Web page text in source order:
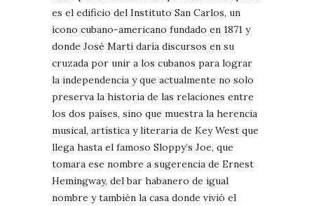
es el edificio del Instituto San Carlos, un
ícono cubano-americano fundado en 1871 y
donde José Martí daría discursos en su
cruzada por unir a los cubanos para lograr
la independencia y que actualmente no solo
preserva la historia de las relaciones entre
los dos países, sino que muestra la herencia
musical, artística y literaria de Key West que
llega hasta el famoso Sloppy’s Joe, que
tomara ese nombre a sugerencia de Ernest
Hemingway, del bar habanero de igual
nombre y también la casa donde vivió el